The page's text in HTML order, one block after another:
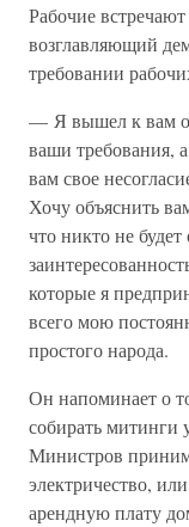
Рабочие
возглавляющий
требовании
— Я вышел к вам
ваши требования,
вам свое
Хочу объяснить
что никто не
которые я
всего мою
простого народа.
Он напоминает о
собирать митинги
Министров
электричество,
арендную плату